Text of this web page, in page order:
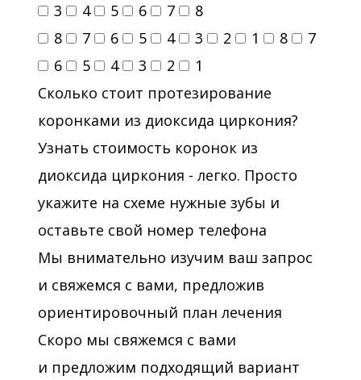
3
4 5 6 7
8
8
7 6 5 4 3 2 1 8
7
6
5 4 3 2
1
Сколько стоит протезирование
коронками из диоксида циркония?
Узнать стоимость коронок из
диоксида циркония - легко. Просто
укажите на схеме нужные зубы и
оставьте свой номер телефона
Мы внимательно изучим ваш запрос
и свяжемся с вами, предложив
ориентировочный план лечения
Скоро мы свяжемся с вами
и предложим подходящий вариант